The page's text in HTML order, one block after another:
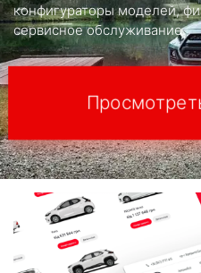
конфигураторы моделей,
сервисное обслуживание.